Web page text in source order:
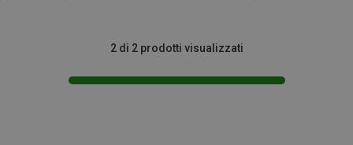
2 di 2 prodotti visualizzati